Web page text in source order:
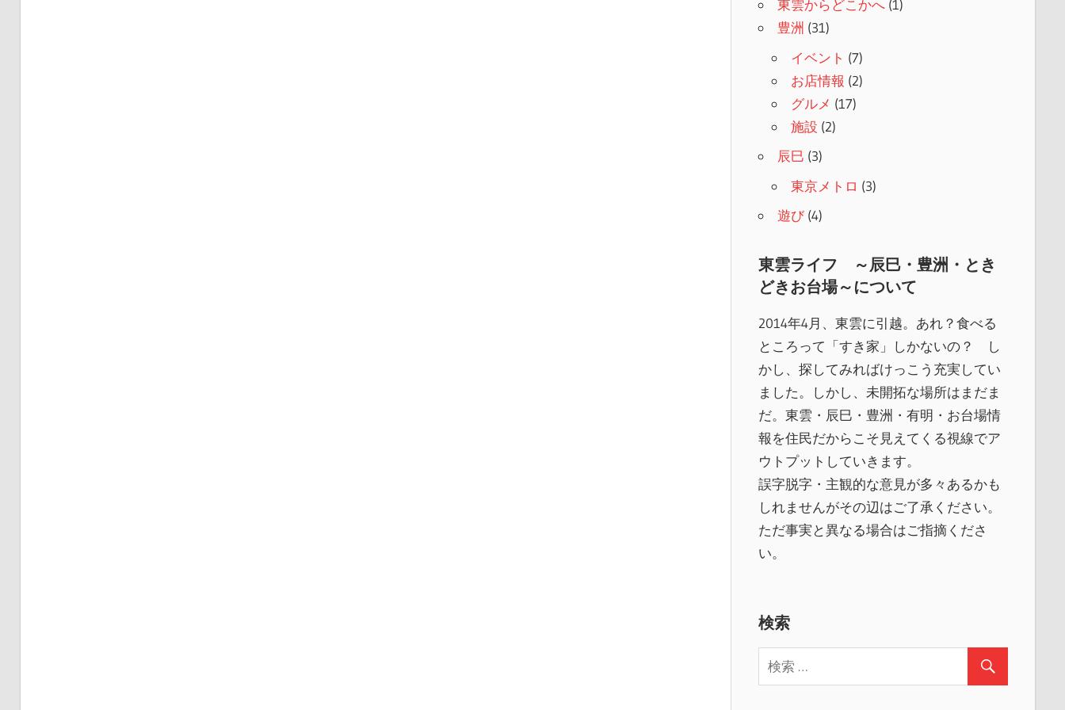
東雲からどこかへ(1)
豊洲 (31)
イベント (7)
お店情報 (2)
グルメ (17)
施設 (2)
辰巳 (3)
東京メトロ (3)
遊び(4)
東雲ライフ ～辰巳・豊洲・とき
どきお台場～について
2014年4月、東雲に引越。あれ？食べる
ところって「すき家」しかないの？ し
かし、探してみればけっこう充実してい
ました。しかし、未開拓な場所はまだま
だ。東雲・辰巳・豊洲・有明・お台場情
報を住民だからこそ見えてくる視線でア
ウトプットしていきます。
誤字脱字・主観的な意見が多々あるかも
しれませんがその辺はご了承ください。
ただ事実と異なる場合はご指摘くださ
い。
検索